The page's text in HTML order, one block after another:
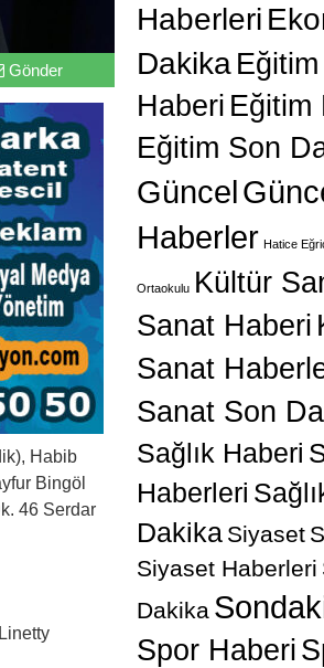
Gönder
Habib
Bingöl
46 Serdar
Haberleri
Dakika Eğitim
Haberi Eğitim
Eğitim Son
Güncel
Haberler Hatice
Ortaokulu Kültür
Sanat Haberi
Sanat
Sanat Son
Sağlık Haberi
Haberleri
Dakika Siyaset
Siyaset Haberleri
Dakika
Spor Haberi